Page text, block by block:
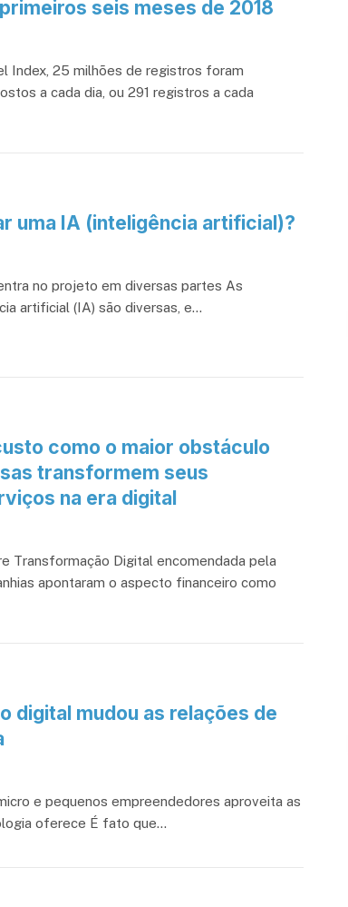
seis meses de 2018
Index, 25 milhões de registros foram
a cada dia, ou 291 registros a cada
uma IA (inteligência artificial)?
no projeto em diversas partes As
artificial (IA) são diversas, e…
como o maior obstáculo
transformem seus
na era digital
Transformação Digital encomendada pela
apontaram o aspecto financeiro como
digital mudou as relações de
e pequenos empreendedores aproveita as
oferece É fato que…